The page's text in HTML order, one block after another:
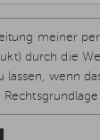
meiner
durch die
lassen, wenn
per E-